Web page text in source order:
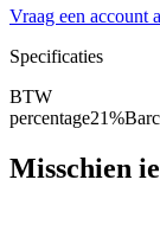
Vraag een account
Specificaties
BTW
percentage21%
Misschien